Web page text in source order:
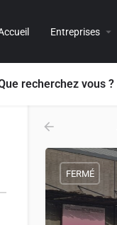
Entreprises
recherchez vous ?
FERMÉ